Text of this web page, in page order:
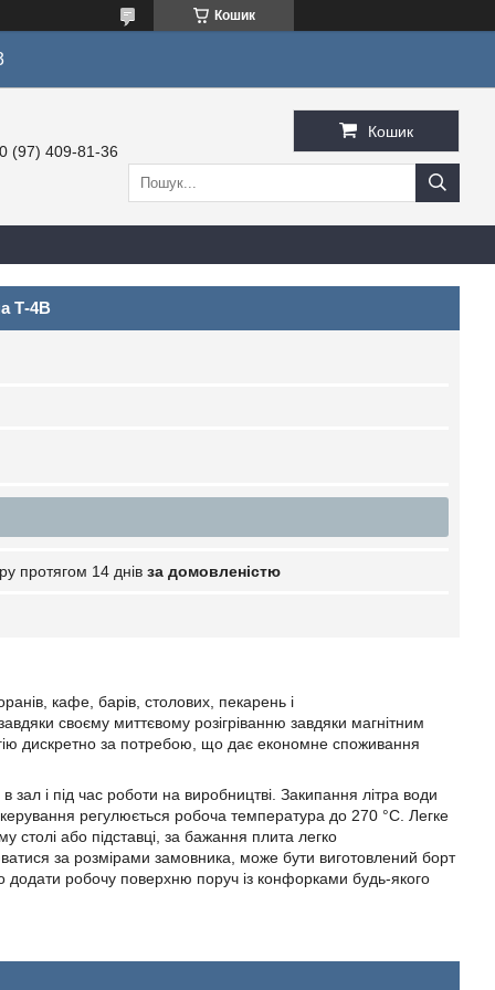
Кошик
(97) 409-81-36
Кошик
Т-4В
протягом 14 днів за домовленістю
кафе, барів, столових, пекарень і
своєму миттєвому розігріванню завдяки магнітним
дискретно за потребою, що дає економне споживання
зал і під час роботи на виробництві. Закипання літра води
регулюється робоча температура до 270 °C. Легке
або підставці, за бажання плита легко
за розмірами замовника, може бути виготовлений борт
додати робочу поверхню поруч із конфорками будь-якого